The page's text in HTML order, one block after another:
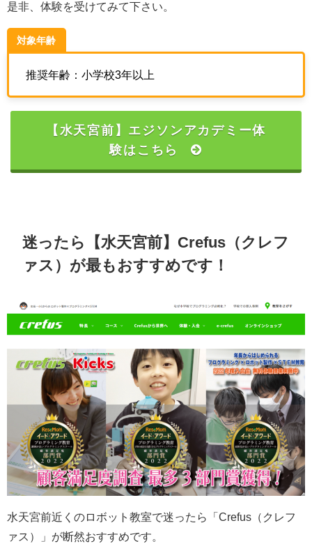
是非、体験を受けてみて下さい。
対象年齢
推奨年齢：小学校3年以上
【水天宮前】エジソンアカデミー体
験はこちら
迷ったら【水天宮前】Crefus（クレフ
ァス）が最もおすすめです！
水天宮前近くのロボット教室で迷ったら「Crefus（クレフ
ァス）」が断然おすすめです。